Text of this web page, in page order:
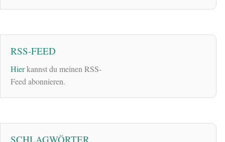
RSS-FEED
Hierkannst du meinen RSS-
Feed abonnieren.
SCHLAGWÖRTER